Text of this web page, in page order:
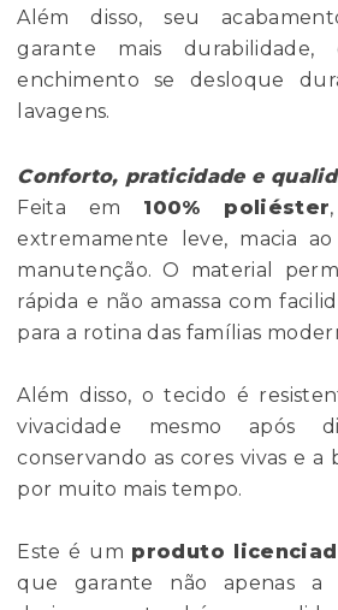
Além disso, seu
garante mais
enchimento se desloque
lavagens.
Conforto, praticidade e
Feita em 100% poliéster
extremamente leve, macia
manutenção. O material
rápida e não amassa com
para a rotina das famílias
Além disso, o tecido é
vivacidade mesmo após
conservando as cores vivas e a
por muito mais tempo.
Este é um produto
que garante não apenas a